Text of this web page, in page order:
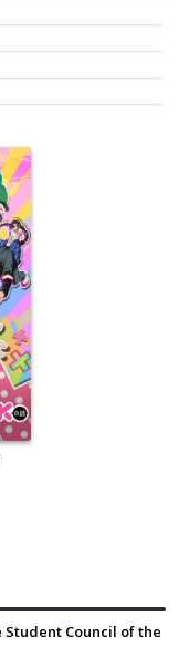
Student Council of the